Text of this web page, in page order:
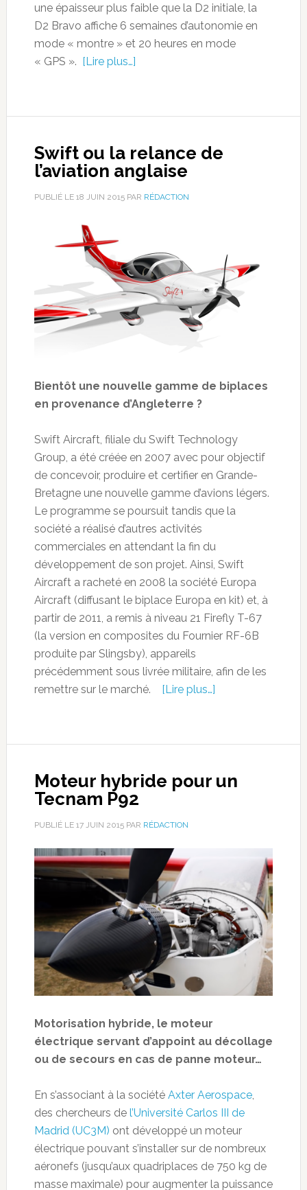
une épaisseur plus faible que la D2 initiale, la
D2 Bravo affiche 6 semaines d’autonomie en
mode « montre » et 20 heures en mode
« GPS ». [Lire plus…]
Swift ou la relance de
l’aviation anglaise
PUBLIÉ LE 18 JUIN 2015PAR RÉDACTION
Bientôt une nouvelle gamme de biplaces
en provenance d’Angleterre ?
Swift Aircraft, filiale du Swift Technology
Group, a été créée en 2007 avec pour objectif
de concevoir, produire et certifier en Grande-
Bretagne une nouvelle gamme d’avions légers.
Le programme se poursuit tandis que la
société a réalisé d’autres activités
commerciales en attendant la fin du
développement de son projet. Ainsi, Swift
Aircraft a racheté en 2008 la société Europa
Aircraft (diffusant le biplace Europa en kit) et, à
partir de 2011, a remis à niveau 21 Firefly T-67
(la version en composites du Fournier RF-6B
produite par Slingsby), appareils
précédemment sous livrée militaire, afin de les
remettre sur le marché. [Lire plus…]
Moteur hybride pour un
Tecnam P92
PUBLIÉ LE 17 JUIN 2015PAR RÉDACTION
Motorisation hybride, le moteur
électrique servant d’appoint au décollage
ou de secours en cas de panne moteur…
En s’associant à la société Axter Aerospace,
des chercheurs de l’Université Carlos III de
Madrid (UC3M) ont développé un moteur
électrique pouvant s’installer sur de nombreux
aéronefs (jusqu’aux quadriplaces de 750 kg de
masse maximale) pour augmenter la puissance